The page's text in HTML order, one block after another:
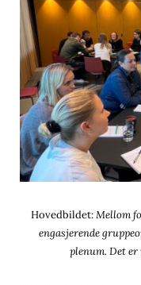
Hovedbildet:Mellom
engasjerende
plenum. Det er